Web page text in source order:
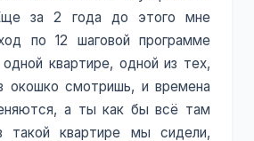
Еще за 2 года до этого мне
по 12 шаговой программе
квартире, одной из тех,
окошко смотришь, и времена
а ты как бы всё там
такой квартире мы сидели,